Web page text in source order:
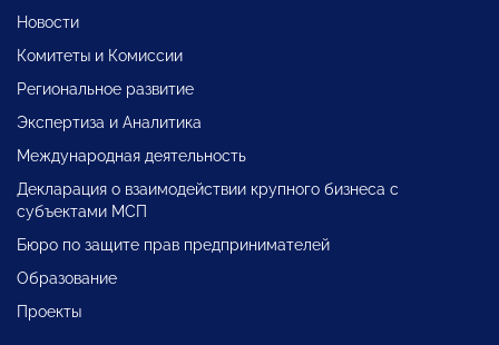
Новости
Комитеты и Комиссии
Региональное развитие
Экспертиза и Аналитика
Международная деятельность
Декларация о взаимодействии крупного бизнеса с
субъектами МСП
Бюро по защите прав предпринимателей
Образование
Проекты